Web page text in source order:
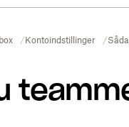
Kontoindstillinger